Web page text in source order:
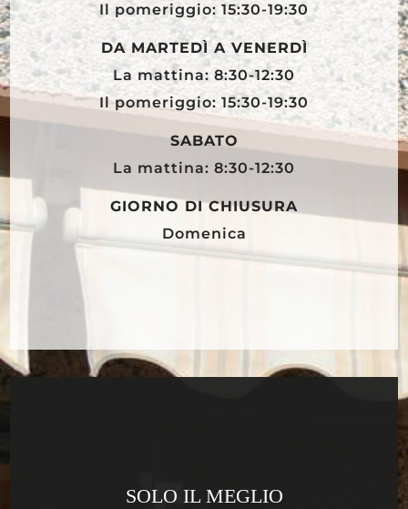
Il pomeriggio: 15:30-19:30
DA MARTEDÌ A VENERDÌ
La mattina: 8:30-12:30
Il pomeriggio: 15:30-19:30
SABATO
La mattina: 8:30-12:30
GIORNO DI CHIUSURA
Domenica
SOLO IL MEGLIO